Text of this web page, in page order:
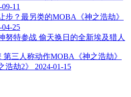
11
步？最另类的MOBA《神之浩劫》
04-25
努特参战 偷天换日的全新埃及猎人
第三人称动作MOBA《神之浩劫》
浩劫2》
2024-01-15